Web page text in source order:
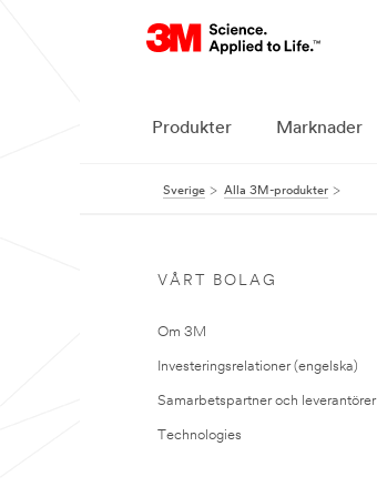
Produkter Marknader
Sverige Alla 3M-produkter
VÅRT BOLAG
Om 3M
Investeringsrelationer (engelska)
Samarbetspartner och leverantörer
Technologies